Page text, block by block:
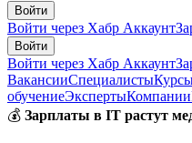
Войти
Войти через Хабр Аккаунт
Войти
Войти через Хабр Аккаунт
ВакансииСпециалисты
обучениеЭкспертыКомпании
💰 Зарплаты в IT растут